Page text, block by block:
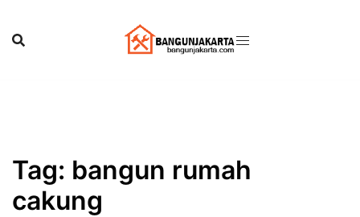
content
Tag: bangun rumah
cakung